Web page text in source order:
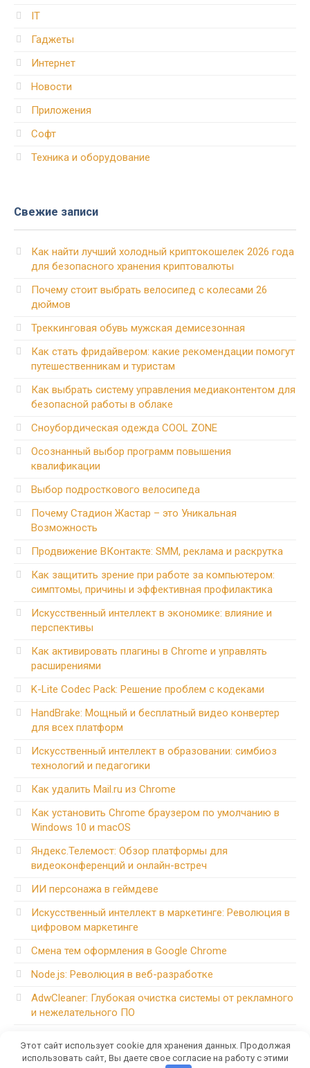
IT
Гаджеты
Интернет
Новости
Приложения
Софт
Техника и оборудование
Свежие записи
Как найти лучший холодный криптокошелек 2026 года
для безопасного хранения криптовалюты
Почему стоит выбрать велосипед с колесами 26
дюймов
Треккинговая обувь мужская демисезонная
Как стать фридайвером: какие рекомендации помогут
путешественникам и туристам
Как выбрать систему управления медиаконтентом для
безопасной работы в облаке
Сноубордическая одежда COOL ZONE
Осознанный выбор программ повышения
квалификации
Выбор подросткового велосипеда
Почему Стадион Жастар – это Уникальная
Возможность
Продвижение ВКонтакте: SMM, реклама и раскрутка
Как защитить зрение при работе за компьютером:
симптомы, причины и эффективная профилактика
Искусственный интеллект в экономике: влияние и
перспективы
Как активировать плагины в Chrome и управлять
расширениями
K-Lite Codec Pack: Решение проблем с кодеками
HandBrake: Мощный и бесплатный видео конвертер
для всех платформ
Искусственный интеллект в образовании: симбиоз
технологий и педагогики
Как удалить Mail.ru из Chrome
Как установить Chrome браузером по умолчанию в
Windows 10 и macOS
Яндекс.Телемост: Обзор платформы для
видеоконференций и онлайн-встреч
ИИ персонажа в геймдеве
Искусственный интеллект в маркетинге: Революция в
цифровом маркетинге
Смена тем оформления в Google Chrome
Node.js: Революция в веб-разработке
AdwCleaner: Глубокая очистка системы от рекламного
и нежелательного ПО
компьютера
Этот сайт использует cookie для хранения данных. Продолжая
использовать сайт, Вы даете свое согласие на работу с этими